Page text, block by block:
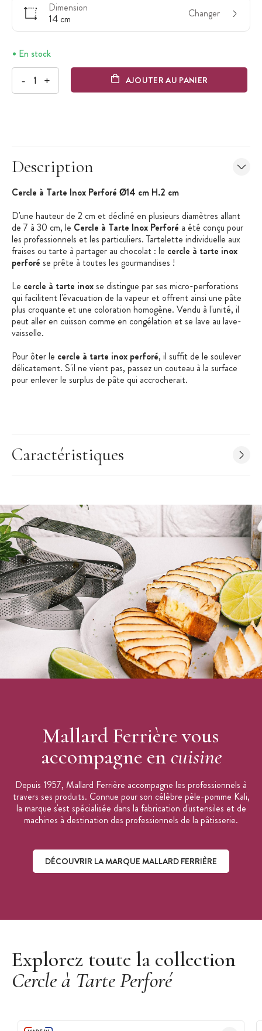
Dimension
14 cm
Changer
En stock
- + AJOUTER AU PANIER
Description
Cercle à Tarte Inox Perforé Ø14 cm H.2 cm
D'une hauteur de 2 cm et décliné en plusieurs diamètres allant
de 7 à 30 cm, le Cercle à Tarte Inox Perforé a été conçu pour
les professionnels et les particuliers. Tartelette individuelle aux
fraises ou tarte à partager au chocolat : le cercle à tarte inox
perforé se prête à toutes les gourmandises !
Le cercle à tarte inoxse distingue par ses micro-perforations
qui facilitent l'évacuation de la vapeur et offrent ainsi une pâte
plus croquante et une coloration homogène. Vendu à l'unité, il
peut aller en cuisson comme en congélation et se lave au lave-
vaisselle.
Pour ôter le cercle à tarte inox perforé, il suffit de le soulever
délicatement. S'il ne vient pas, passez un couteau à la surface
pour enlever le surplus de pâte qui accrocherait.
Micro-perforations
Caractéristiques du Cercle à Tarte
Diamètre : 14 cm
Hauteur : 2 cm
Nombre de parts : 4 parts
100% inox
Micro-perforations
Lavable au lave-vaisselle
Vendu à l'unité
Points de soudure visibles
Cercle à tarte disponible en plusieurs diamètres, de 7 à 30
Seuls les grands diamètres sont renforcés par des bords pliés
Caractéristiques
Mallard Ferrière vous
accompagne en cuisine
Depuis 1957, Mallard Ferrière accompagne les professionnels à
travers ses produits. Connue pour son célèbre pèle-pomme Kali,
la marque s'est spécialisée dans la fabrication d'ustensiles et de
machines à destination des professionnels de la pâtisserie.
DÉCOUVRIR LA MARQUE MALLARD FERRIÈRE
Explorez toute la collection
Cercle à Tarte Perforé